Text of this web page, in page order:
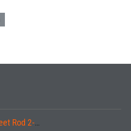
Ford Street Rod 2-Door V8 Aut. 1937